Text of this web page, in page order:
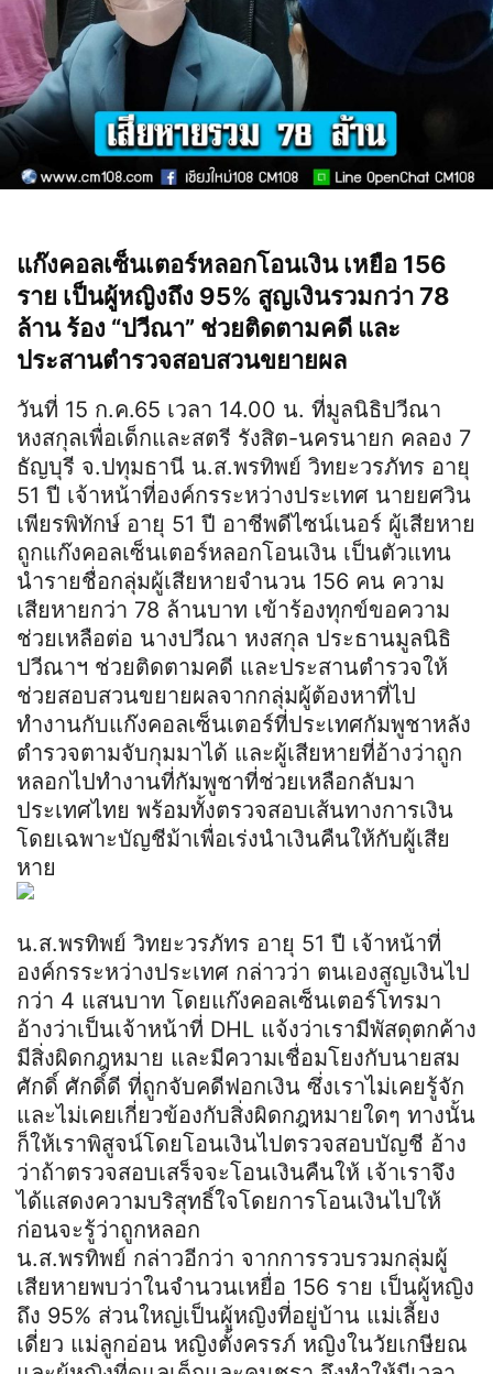
แก๊งคอลเซ็นเตอร์หลอกโอนเงิน เหยือ 156
ราย เป็นผู้หญิงถึง 95% สูญเงินรวมกว่า 78
ล้าน ร้อง “ปวีณา” ช่วยติดตามคดี และ
ประสานตำรวจสอบสวนขยายผล
วันที่ 15 ก.ค.65 เวลา 14.00 น. ที่มูลนิธิปวีณา
หงสกุลเพื่อเด็กและสตรี รังสิต-นครนายก คลอง 7
ธัญบุรี จ.ปทุมธานี น.ส.พรทิพย์ วิทยะวรภัทร อายุ
51 ปี เจ้าหน้าที่องค์กรระหว่างประเทศ นายยศวิน
เพียรพิทักษ์ อายุ 51 ปี อาชีพดีไซน์เนอร์ ผู้เสียหาย
ถูกแก๊งคอลเซ็นเตอร์หลอกโอนเงิน เป็นตัวแทน
นำรายชื่อกลุ่มผู้เสียหายจำนวน 156 คน ความ
เสียหายกว่า 78 ล้านบาท เข้าร้องทุกข์ขอความ
ช่วยเหลือต่อ นางปวีณา หงสกุล ประธานมูลนิธิ
ปวีณาฯ ช่วยติดตามคดี และประสานตำรวจให้
ช่วยสอบสวนขยายผลจากกลุ่มผู้ต้องหาที่ไป
ทำงานกับแก๊งคอลเซ็นเตอร์ที่ประเทศกัมพูชาหลัง
ตำรวจตามจับกุมมาได้ และผู้เสียหายที่อ้างว่าถูก
หลอกไปทำงานที่กัมพูชาที่ช่วยเหลือกลับมา
ประเทศไทย พร้อมทั้งตรวจสอบเส้นทางการเงิน
โดยเฉพาะบัญชีม้าเพื่อเร่งนำเงินคืนให้กับผู้เสีย
หาย
น.ส.พรทิพย์ วิทยะวรภัทร อายุ 51 ปี เจ้าหน้าที่
องค์กรระหว่างประเทศ กล่าวว่า ตนเองสูญเงินไป
กว่า 4 แสนบาท โดยแก๊งคอลเซ็นเตอร์โทรมา
อ้างว่าเป็นเจ้าหน้าที่ DHL แจ้งว่าเรามีพัสดุตกค้าง
มีสิ่งผิดกฎหมาย และมีความเชื่อมโยงกับนายสม
ศักดิ์ ศักดิ์ดี ที่ถูกจับคดีฟอกเงิน ซึ่งเราไม่เคยรู้จัก
และไม่เคยเกี่ยวข้องกับสิ่งผิดกฎหมายใดๆ ทางนั้น
ก็ให้เราพิสูจน์โดยโอนเงินไปตรวจสอบบัญชี อ้าง
ว่าถ้าตรวจสอบเสร็จจะโอนเงินคืนให้ เจ้าเราจึง
ได้แสดงความบริสุทธิ์ใจโดยการโอนเงินไปให้
ก่อนจะรู้ว่าถูกหลอก
น.ส.พรทิพย์ กล่าวอีกว่า จากการรวบรวมกลุ่มผู้
เสียหายพบว่าในจำนวนเหยื่อ 156 ราย เป็นผู้หญิง
ถึง 95% ส่วนใหญ่เป็นผู้หญิงที่อยู่บ้าน แม่เลี้ยง
เดี่ยว แม่ลูกอ่อน หญิงตั้งครรภ์ หญิงในวัยเกษียณ